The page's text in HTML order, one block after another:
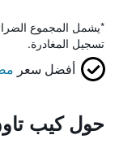
*يشمل المجموع
تسجيل المغادرة.
أفضل سعر
حول كيب